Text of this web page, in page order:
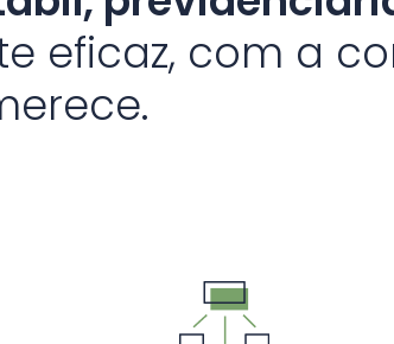
eficaz, com a